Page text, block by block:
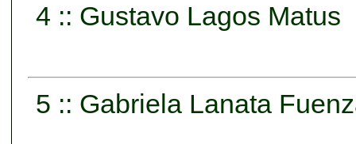
4 :: Gustavo Lagos Matus
5 :: Gabriela Lanata